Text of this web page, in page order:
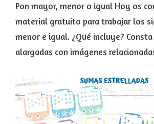
Pon mayor, menor o igual Hoy os
material gratuito para trabajar los
menor e igual. ¿Qué incluye?
alargadas con imágenes